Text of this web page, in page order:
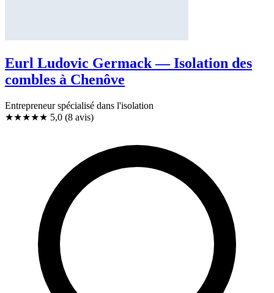
Eurl Ludovic Germack — Isolation des
combles à Chenôve
Entrepreneur spécialisé dans l'isolation
★★★★★ 5,0 (8 avis)